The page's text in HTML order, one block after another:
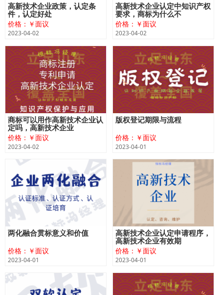
高新技术企业政策，认定条
件，认定好处
价格：￥面议
2023-04-02
高新技术企业认定中知识产权
要求，商标为什么不
价格：￥面议
2023-04-02
商标可以用作高新技术企业认
定吗，高新技术企业
价格：￥面议
2023-04-02
版权登记期限与流程
价格：￥面议
2023-04-01
两化融合贯标意义和价值
价格：￥面议
2023-04-01
高新技术企业认定申请程序，
高新技术企业有效期
价格：￥面议
2023-04-01